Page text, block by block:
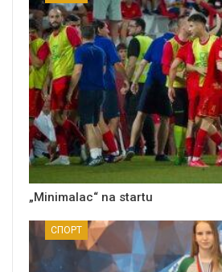
„Minimalac“ na startu
СПОРТ